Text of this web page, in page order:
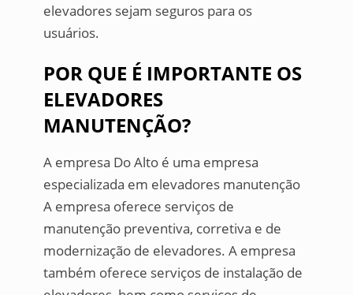
elevadores sejam seguros para os
usuários.
POR QUE É IMPORTANTE OS
ELEVADORES
MANUTENÇÃO?
A empresa Do Alto é uma empresa
especializada em elevadores manutenção
A empresa oferece serviços de
manutenção preventiva, corretiva e de
modernização de elevadores. A empresa
também oferece serviços de instalação de